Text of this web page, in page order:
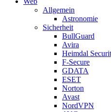
Allgemein
Astronomie
Sicherheit
BullGuard
Avira
Heimdal
F-Secure
GDATA
ESET
Norton
Avast
NordVPN